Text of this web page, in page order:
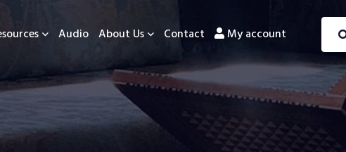
Audio About Us Contact My account